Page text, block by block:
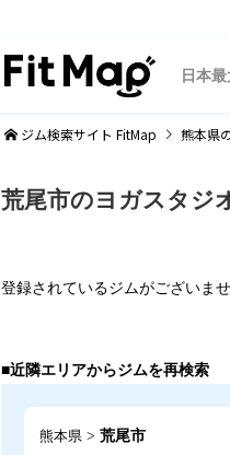
日本
ジム検索サイト FitMap 熊本県
荒尾市のヨガスタジ
登録されているジムがございま
■近隣エリアからジムを再検索
熊本県 > 荒尾市